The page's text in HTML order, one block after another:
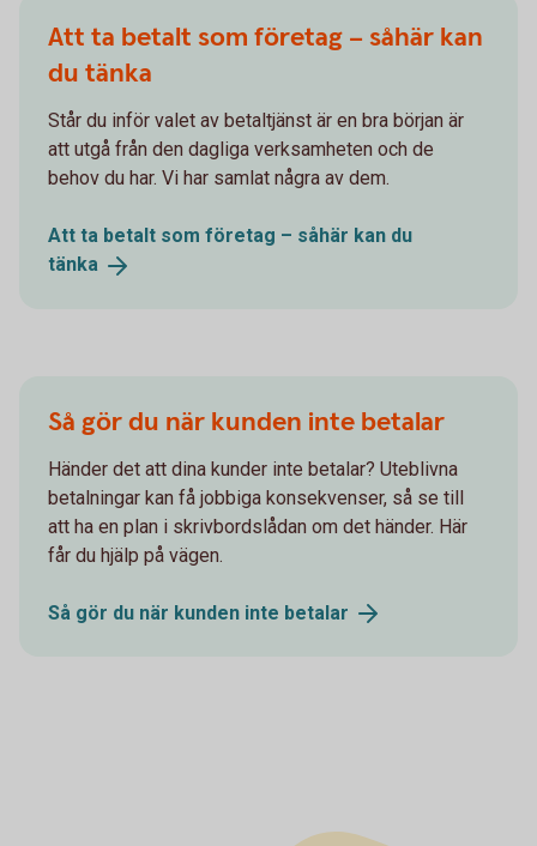
Att ta betalt som företag – såhär kan
du tänka
Står du inför valet av betaltjänst är en bra början är
att utgå från den dagliga verksamheten och de
behov du har. Vi har samlat några av dem.
Att ta betalt som företag – såhär kan du
tänka
Så gör du när kunden inte betalar
Händer det att dina kunder inte betalar? Uteblivna
betalningar kan få jobbiga konsekvenser, så se till
att ha en plan i skrivbordslådan om det händer. Här
får du hjälp på vägen.
Så gör du när kunden inte betalar